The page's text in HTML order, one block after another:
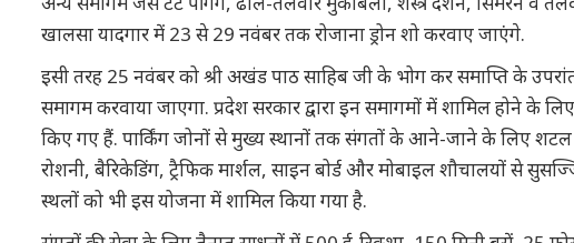
खालसा यादगार में 23 से 29 नवंबर तक रोजाना ड्रोन शो करवाए जाएंगे.
इसी तरह 25 नवंबर को श्री अखंड पाठ साहिब जी के भोग कर समाप्ति के
समागम करवाया जाएगा. प्रदेश सरकार द्वारा इन समागमों में शामिल होने के
किए गए हैं. पार्किंग जोनों से मुख्य स्थानों तक संगतों के आने-जाने के लिए शटल
रोशनी, बैरिकेडिंग, ट्रैफिक मार्शल, साइन बोर्ड और मोबाइल शौचालयों से
स्थलों को भी इस योजना में शामिल किया गया है.